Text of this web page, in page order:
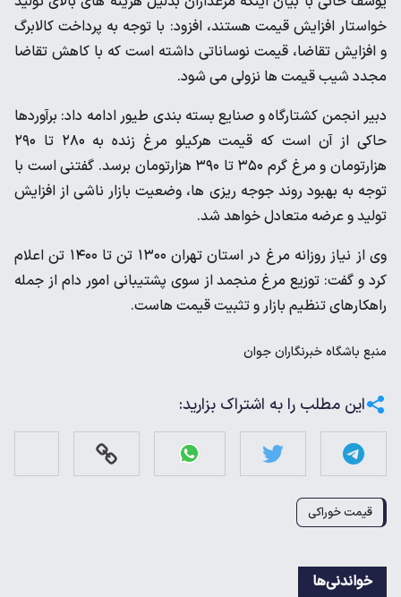
خواستار افزایش قیمت هستند، افزود: با توجه به پرداخت کالابرگ
و افزایش تقاضا، قیمت نوساناتی داشته است که با کاهش تقاضا
مجدد شیب قیمت ها نزولی می شود.
دبیر انجمن کشتارگاه و صنایع بسته بندی طیور ادامه داد: برآوردها
حاکی از آن است که قیمت هرکیلو مرغ زنده به ۲۸۰ تا ۲۹۰
هزارتومان و مرغ گرم ۳۵۰ تا ۳۹۰ هزارتومان برسد. گفتنی است با
توجه به بهبود روند جوجه ریزی ها، وضعیت بازار ناشی از افزایش
تولید و عرضه متعادل خواهد شد.
وی از نیاز روزانه مرغ در استان تهران ۱۳۰۰ تن تا ۱۴۰۰ تن اعلام
کرد و گفت: توزیع مرغ منجمد از سوی پشتیبانی امور دام از جمله
راهکارهای تنظیم بازار و تثبیت قیمت هاست.
منبع باشگاه خبرنگاران جوان
این مطلب را به اشتراک بزارید:
قیمت خوراکی
خواندنی‌ها